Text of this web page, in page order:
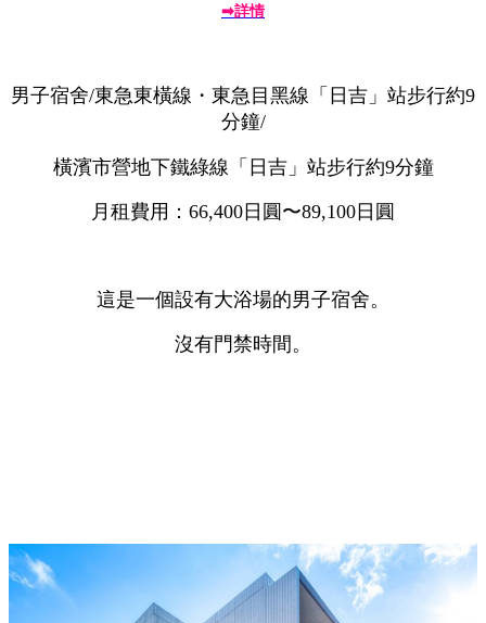
➡詳情
男子宿舍/東急東橫線・東急目黑線「日吉」站步行約9
分鐘/
橫濱市營地下鐵綠線「日吉」站步行約9分鐘
月租費用：66,400日圓〜89,100日圓
這是一個設有大浴場的男子宿舍。
沒有門禁時間。